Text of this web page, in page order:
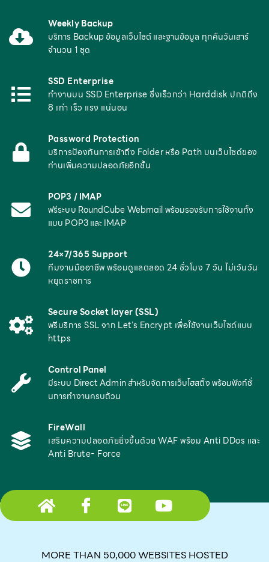
Weekly Backup
บริการ Backup ข้อมูลเว็บไซต์ และฐานข้อมูล ทุกคืนวันเสาร์
จำนวน 1 ชุด
SSD Enterprise
ทำงานบน SSD Enterprise ซึ่งเร็วกว่า Harddisk ปกติถึง
8 เท่า เร็ว แรง แน่นอน
Password Protection
บริการป้องกันการเข้าถึง Folder หรือ Path บนเว็บไซด์ของ
ท่านเพิ่มความปลอดภัยอีกชั้น
POP3 / IMAP
ฟรีระบบ RoundCube Webmail พร้อมรองรับการใช้งานทั้ง
แบบ POP3 และ IMAP
24×7/365 Support
ทีมงานมืออาชีพ พร้อมดูแลตลอด 24 ชั่วโมง 7 วัน ไม่เว้นวัน
หยุดราชการ
Secure Socket layer (SSL)
ฟรีบริการ SSL จาก Let’s Encrypt เพื่อใช้งานเว็บไซด์แบบ
https
Control Panel
มีระบบ Direct Admin สำหรับจัดการเว็บโฮสติ้ง พร้อมฟังก์ชั่
นการทำงานครบถ้วน
FireWall
เสริมความปลอดภัยยิ่งขึ้นด้วย WAF พร้อม Anti DDos และ
Anti Brute- Force
H
o
e
I
c
n
L
i
e
Y
o
t
MORE THAN 50,000 WEBSITES HOSTED